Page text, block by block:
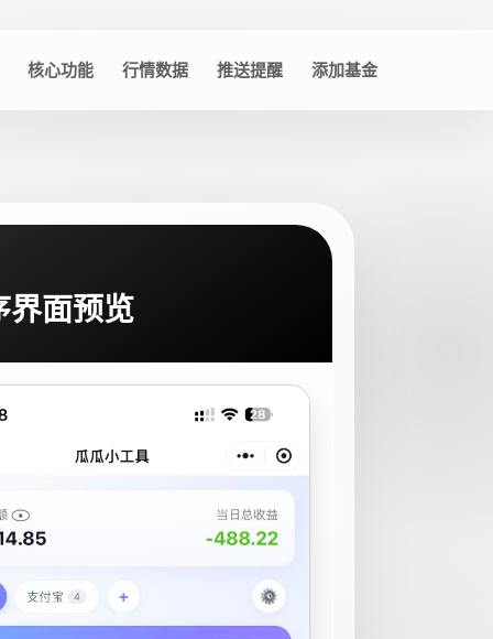
核心功能 行情数据 推送提醒 添加基金
界面预览